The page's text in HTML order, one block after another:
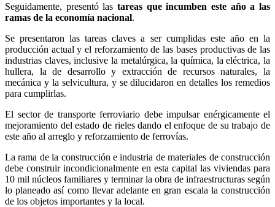
Seguidamente, presentó las tareas que incumben este año a las
ramas de la economía nacional.
Se presentaron las tareas claves a ser cumplidas este año en la
producción actual y el reforzamiento de las bases productivas de las
industrias claves, inclusive la metalúrgica, la química, la eléctrica, la
hullera, la de desarrollo y extracción de recursos naturales, la
mecánica y la selvicultura, y se dilucidaron en detalles los remedios
para cumplirlas.
El sector de transporte ferroviario debe impulsar enérgicamente el
mejoramiento del estado de rieles dando el enfoque de su trabajo de
este año al arreglo y reforzamiento de ferrovías.
La rama de la construcción e industria de materiales de construcción
debe construir incondicionalmente en esta capital las viviendas para
10 mil núcleos familiares y terminar la obra de infraestructuras según
lo planeado así como llevar adelante en gran escala la construcción
de los objetos importantes y la local.